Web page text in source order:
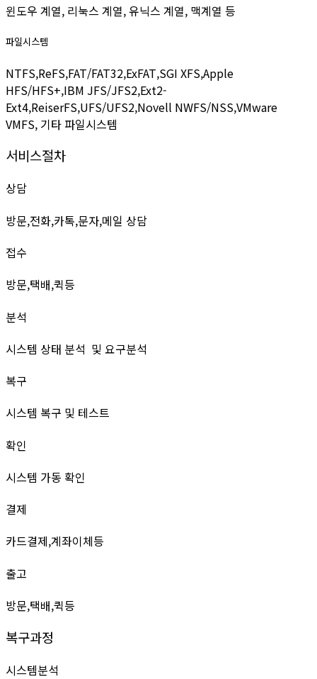
윈도우 계열, 리눅스 계열, 유닉스 계열, 맥계열 등
파일시스템
NTFS,ReFS,FAT/FAT32,ExFAT,SGI XFS,Apple
HFS/HFS+,IBM JFS/JFS2,Ext2-
Ext4,ReiserFS,UFS/UFS2,Novell NWFS/NSS,VMware
VMFS, 기타 파일시스템
서비스절차
상담
방문,전화,카톡,문자,메일 상담
접수
방문,택배,퀵등
분석
시스템 상태 분석 및 요구분석
복구
시스템 복구 및 테스트
확인
시스템 가동 확인
결제
카드결제,계좌이체등
출고
방문,택배,퀵등
복구과정
시스템분석